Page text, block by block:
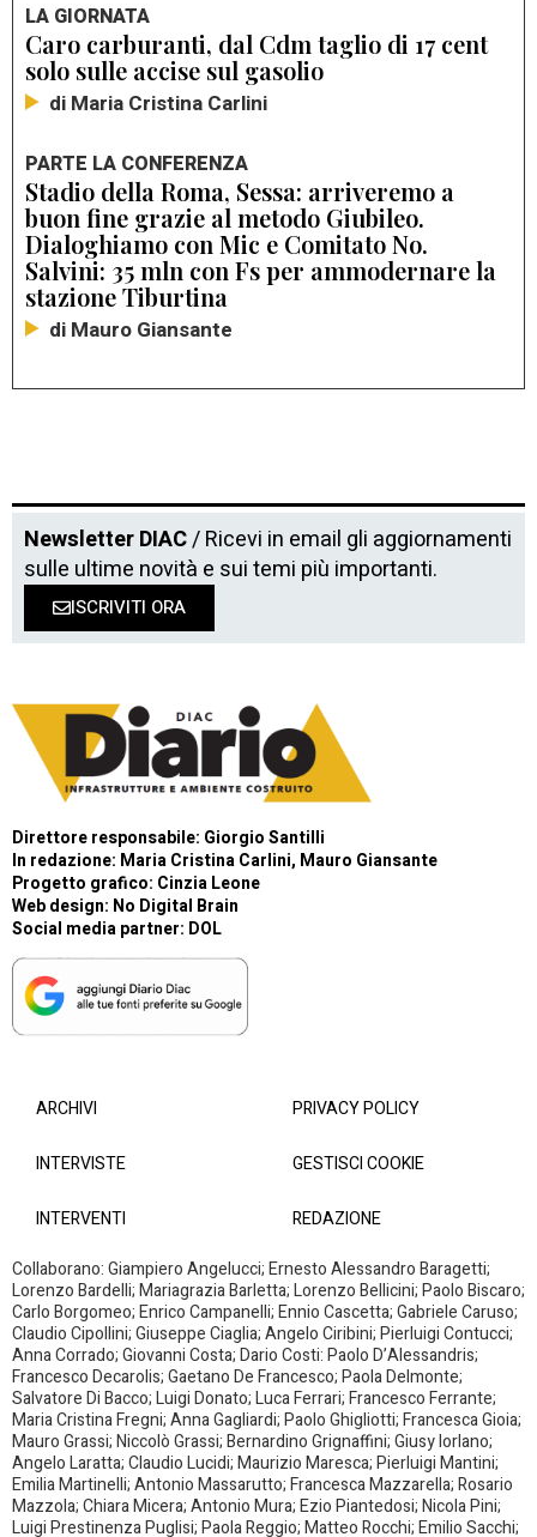
LA GIORNATA
Caro carburanti, dal Cdm taglio di 17 cent
solo sulle accise sul gasolio
di Maria Cristina Carlini
PARTE LA CONFERENZA
Stadio della Roma, Sessa: arriveremo a
buon fine grazie al metodo Giubileo.
Dialoghiamo con Mic e Comitato No.
Salvini: 35 mln con Fs per ammodernare la
stazione Tiburtina
di Mauro Giansante
Newsletter DIAC/ Ricevi in email gli aggiornamenti
sulle ultime novità e sui temi più importanti.
ISCRIVITI ORA
Direttore responsabile: Giorgio Santilli
In redazione: Maria Cristina Carlini, Mauro Giansante
Progetto grafico: Cinzia Leone
Web design: No Digital Brain
Social media partner: DOL
ARCHIVI
INTERVISTE
INTERVENTI
PRIVACY POLICY
GESTISCI COOKIE
REDAZIONE
Collaborano: Giampiero Angelucci; Ernesto Alessandro Baragetti;
Lorenzo Bardelli; Mariagrazia Barletta; Lorenzo Bellicini; Paolo Biscaro;
Carlo Borgomeo; Enrico Campanelli; Ennio Cascetta; Gabriele Caruso;
Claudio Cipollini; Giuseppe Ciaglia; Angelo Ciribini; Pierluigi Contucci;
Anna Corrado; Giovanni Costa; Dario Costi: Paolo D’Alessandris;
Francesco Decarolis; Gaetano De Francesco; Paola Delmonte;
Salvatore Di Bacco; Luigi Donato; Luca Ferrari; Francesco Ferrante;
Maria Cristina Fregni; Anna Gagliardi; Paolo Ghigliotti; Francesca Gioia;
Mauro Grassi; Niccolò Grassi; Bernardino Grignaffini; Giusy Iorlano;
Angelo Laratta; Claudio Lucidi; Maurizio Maresca; Pierluigi Mantini;
Emilia Martinelli; Antonio Massarutto; Francesca Mazzarella; Rosario
Mazzola; Chiara Micera; Antonio Mura; Ezio Piantedosi; Nicola Pini;
Luigi Prestinenza Puglisi; Paola Reggio; Matteo Rocchi; Emilio Sacchi;